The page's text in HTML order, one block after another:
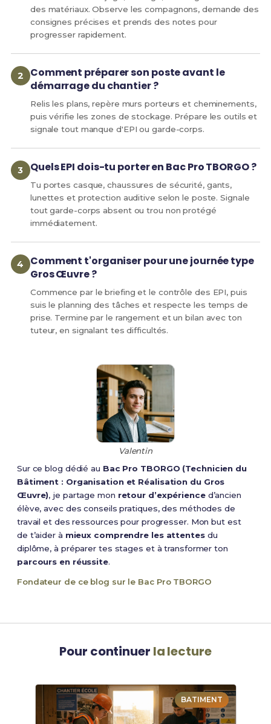
des matériaux. Observe les compagnons, demande des
consignes précises et prends des notes pour
progresser rapidement.
Comment préparer son poste avant le
démarrage du chantier ?
Relis les plans, repère murs porteurs et cheminements,
puis vérifie les zones de stockage. Prépare les outils et
signale tout manque d'EPI ou garde-corps.
Quels EPI dois-tu porter en Bac Pro TBORGO ?
Tu portes casque, chaussures de sécurité, gants,
lunettes et protection auditive selon le poste. Signale
tout garde-corps absent ou trou non protégé
immédiatement.
Comment t'organiser pour une journée type
Gros Œuvre ?
Commence par le briefing et le contrôle des EPI, puis
suis le planning des tâches et respecte les temps de
prise. Termine par le rangement et un bilan avec ton
tuteur, en signalant tes difficultés.
Valentin
Sur ce blog dédié au Bac Pro TBORGO (Technicien du
Bâtiment : Organisation et Réalisation du Gros
Œuvre), je partage mon retour d’expérienced’ancien
élève, avec des conseils pratiques, des méthodes de
travail et des ressources pour progresser. Mon but est
de t’aider à mieux comprendre les attentesdu
diplôme, à préparer tes stages et à transformer ton
parcours en réussite.
Fondateur de ce blog sur le Bac Pro TBORGO
Pour continuer la lecture
BATIMENT